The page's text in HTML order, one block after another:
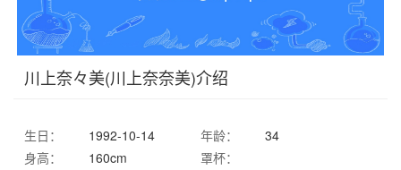
川上奈々美(川上奈奈美)介绍
生日： 1992-10-14 年龄：
34
身高：
160cm
罩杯：